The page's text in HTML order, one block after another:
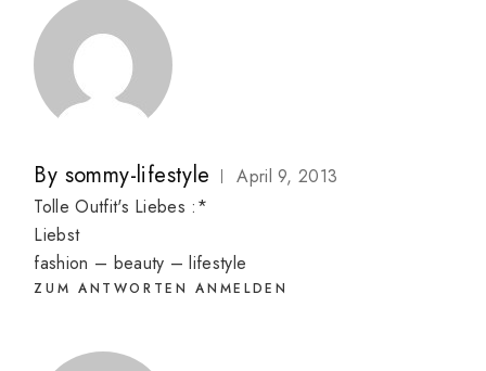
By sommy-lifestyle
April 9, 2013
Tolle Outfit's Liebes :*
Liebst
fashion – beauty – lifestyle
ZUM ANTWORTEN ANMELDEN